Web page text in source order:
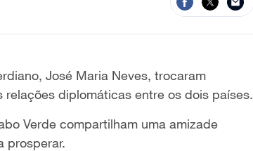
José Maria Neves, trocaram
diplomáticas entre os dois países.
Verde compartilham uma amizade
prosperar.